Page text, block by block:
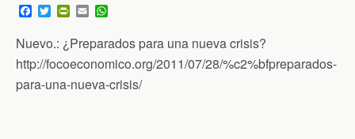
F
a
e
b
o
o
T
w
t
t
e
r
P
i
n
t
F
r
E
m
i
l
t
s
A
p
Nuevo.: ¿Preparados para una nueva crisis?
http://focoeconomico.org/2011/07/28/%c2%bfpreparados-
para-una-nueva-crisis/